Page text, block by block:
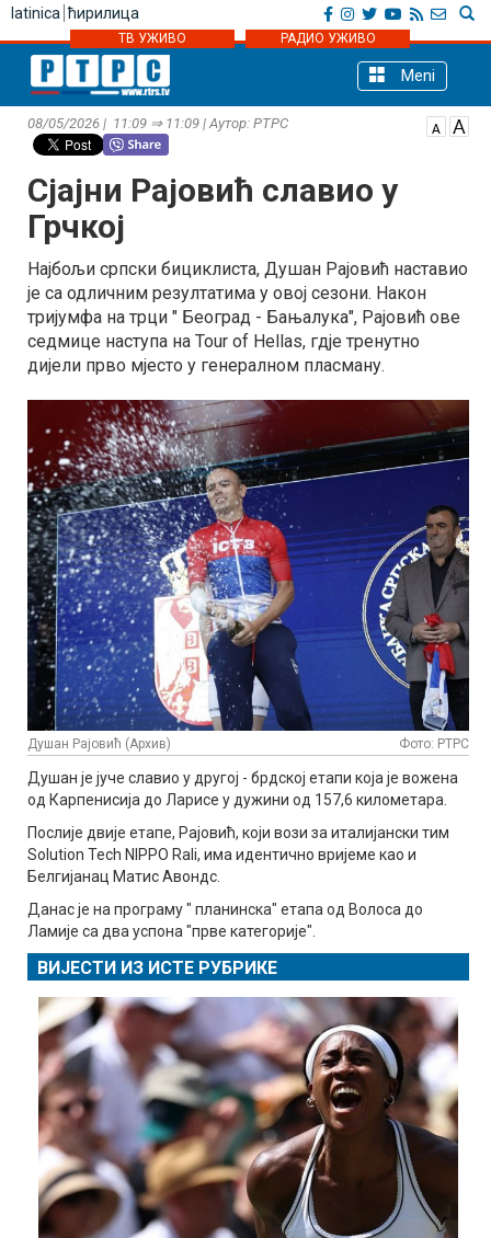
latinica ћирилица
ТВ УЖИВО РАДИО УЖИВО
Meni
08/05/2026 | 11:09 ⇒ 11:09 | Аутор: РТРС
Сјајни Рајовић славио у
Грчкој
Најбољи српски бициклиста, Душан Рајовић наставио
је са одличним резултатима у овој сезони. Након
тријумфа на трци " Београд - Бањалука", Рајовић ове
седмице наступа на Tour of Hellas, гдје тренутно
дијели прво мјесто у генералном пласману.
Душан Рајовић (Архив) Фото: РТРС
Душан је јуче славио у другој - брдској етапи која је вожена
од Карпенисија до Ларисе у дужини од 157,6 километара.
Послије двије етапе, Рајовић, који вози за италијански тим
Solution Tech NIPPO Rali, има идентично вријеме као и
Белгијанац Матис Авондс.
Данас је на програму " планинска" етапа од Волоса до
Ламије са два успона "прве категорије".
ВИЈЕСТИ ИЗ ИСТЕ РУБРИКЕ